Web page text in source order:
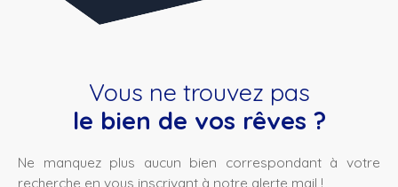
Vous ne trouvez pas
le bien de vos rêves ?
Ne manquez plus aucun bien correspondant à votre
recherche en vous inscrivant à notre alerte mail !